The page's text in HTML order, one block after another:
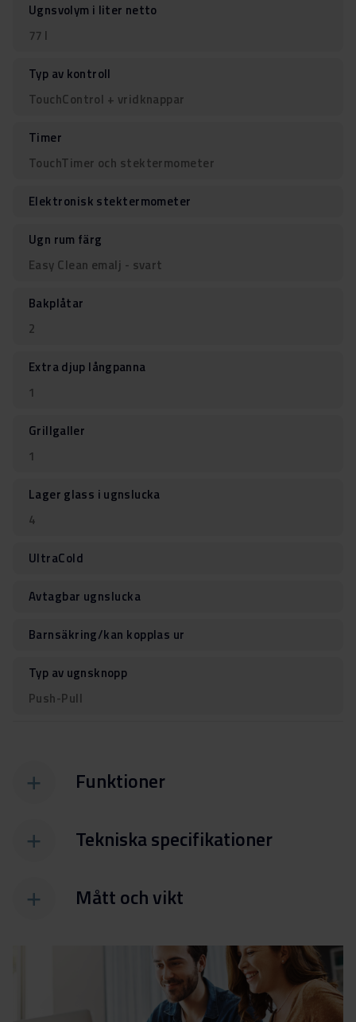
Ugnsvolym i liter netto
77 l
Typ av kontroll
TouchControl + vridknappar
Timer
TouchTimer och stektermometer
Elektronisk stektermometer
Ugn rum färg
Easy Clean emalj - svart
Bakplåtar
2
Extra djup långpanna
1
Grillgaller
1
Lager glass i ugnslucka
4
UltraCold
Avtagbar ugnslucka
Barnsäkring/kan kopplas ur
Typ av ugnsknopp
Push-Pull
Funktioner
Tekniska specifikationer
Mått och vikt